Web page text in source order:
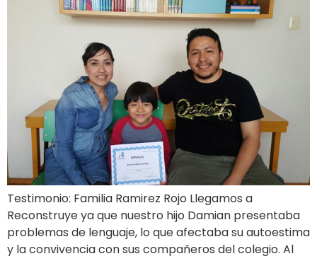
Testimonio: Familia Ramirez Rojo Llegamos a
Reconstruye ya que nuestro hijo Damian presentaba
problemas de lenguaje, lo que afectaba su autoestima
y la convivencia con sus compañeros del colegio. Al